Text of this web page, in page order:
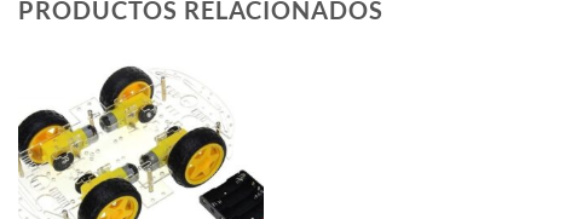
PRODUCTOS RELACIONADOS